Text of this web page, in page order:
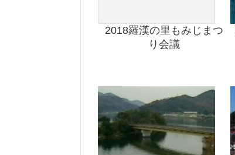
2018羅漢の里もみじまつ
り会議